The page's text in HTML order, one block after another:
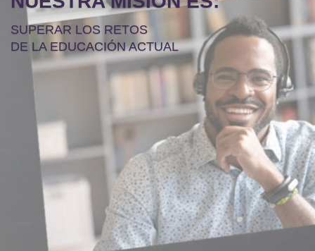
SUPERAR LOS RETOS
DE LA EDUCACIÓN ACTUAL